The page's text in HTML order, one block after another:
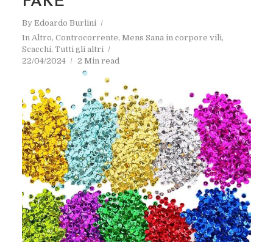
By Edoardo Burlini
In Altro, Controcorrente, Mens Sana in corpore vili,
Scacchi, Tutti gli altri
22/04/2024
2 Min read